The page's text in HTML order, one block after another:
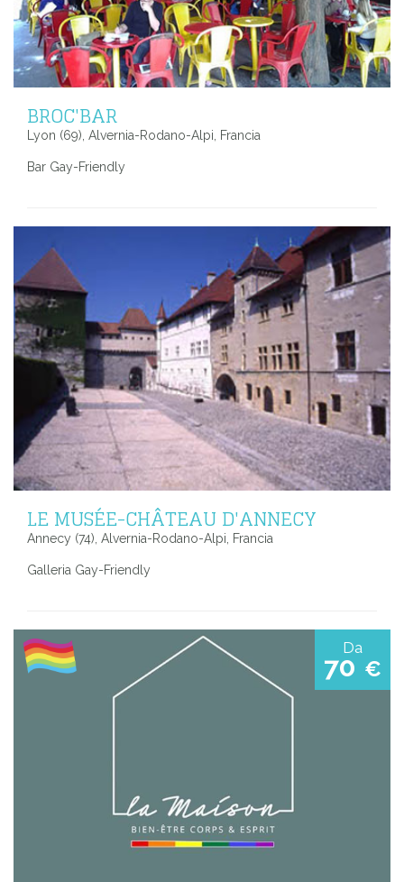
BROC'BAR
Lyon (69), Alvernia-Rodano-Alpi, Francia
Bar Gay-Friendly
LE MUSÉE-CHÂTEAU D'ANNECY
Annecy (74), Alvernia-Rodano-Alpi, Francia
Galleria Gay-Friendly
Da
70 €